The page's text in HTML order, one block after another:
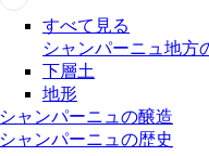
すべて見る
シャンパーニュ地方
下層土
地形
シャンパーニュの醸造
シャンパーニュの歴史